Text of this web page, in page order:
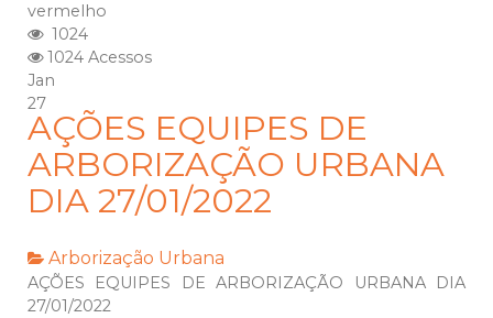
vermelho
1024
1024 Acessos
Jan
27
AÇÕES EQUIPES DE
ARBORIZAÇÃO URBANA
DIA 27/01/2022
Arborização Urbana
AÇÕES EQUIPES DE ARBORIZAÇÃO URBANA DIA
27/01/2022